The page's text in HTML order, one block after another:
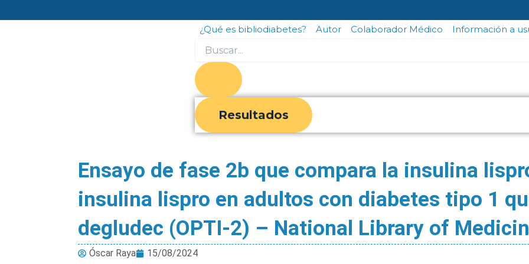
al
¿Qué es bibliodiabetes? Autor Colaborador Médico Información a
Resultados
Ensayo de fase 2b que compara la insulina
insulina lispro en adultos con diabetes tipo 1
degludec (OPTI-2) – National Library of
Óscar Raya 15/08/2024